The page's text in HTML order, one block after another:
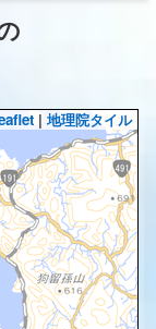
| 地理院タイル